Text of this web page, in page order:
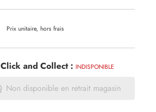
Prix unitaire, hors frais
Click and Collect : INDISPONIBLE
Non disponible en retrait magasin